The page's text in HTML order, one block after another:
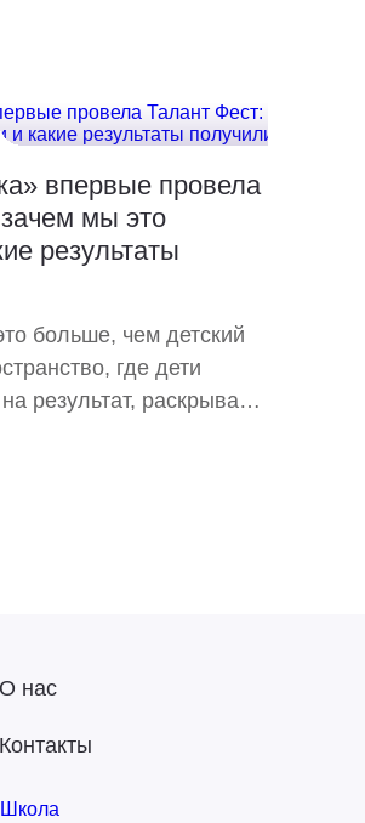
впервые провела
мы это
результаты
больше, чем детский
где дети
результат, раскрывают
О нас
Контакты